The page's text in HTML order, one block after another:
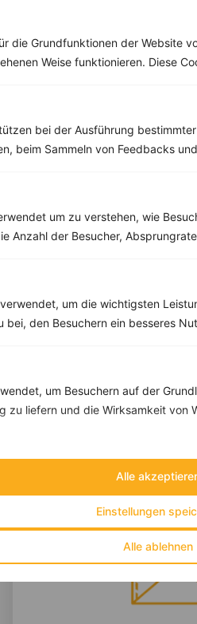
die Grundfunktionen der Website
Weise funktionieren. Diese
bei der Ausführung
beim Sammeln von Feedbacks
um zu verstehen, wie
Anzahl der Besucher,
um die wichtigsten
bei, den Besuchern ein besseres
um Besuchern auf der
zu liefern und die Wirksamkeit von
Alle ablehnen
Einstellungen
Alle
‹ Kalorien:
Fett:6 g
‹
Fett:19 g
Eiweiß: 11 g